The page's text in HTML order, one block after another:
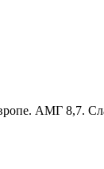
АМГ 8,7.